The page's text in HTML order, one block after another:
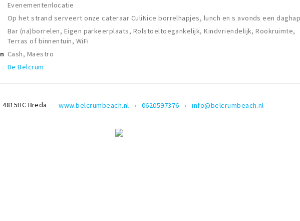
Evenementenlocatie
Op het strand serveert onze cateraar CuliNice borrelhapjes, lunch en s avonds een
Bar (na)borrelen, Eigen parkeerplaats, Rolstoeltoegankelijk, Kindvriendelijk, Rookruimte,
Terras of binnentuin, WiFi
Cash, Maestro
De Belcrum
4815HC Breda www.belcrumbeach.nl 0620597376 info@belcrumbeach.nl